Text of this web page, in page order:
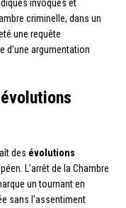
invoqués et
criminelle, dans un
une requête
d’une argumentation
des évolutions
L’arrêt de la Chambre
un tournant en
sans l’assentiment